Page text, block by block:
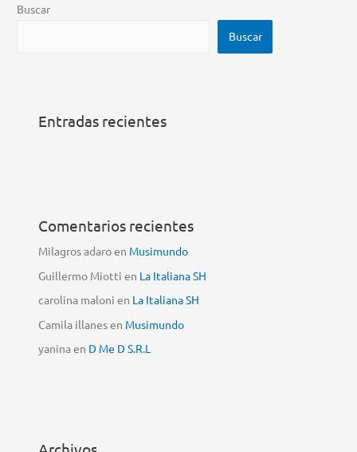
Buscar
Buscar
Entradas recientes
Comentarios recientes
Milagros adaroen Musimundo
Guillermo Miotti en La Italiana SH
carolina maloni en La Italiana SH
Camila illanesen Musimundo
yaninaen D Me D S.R.L